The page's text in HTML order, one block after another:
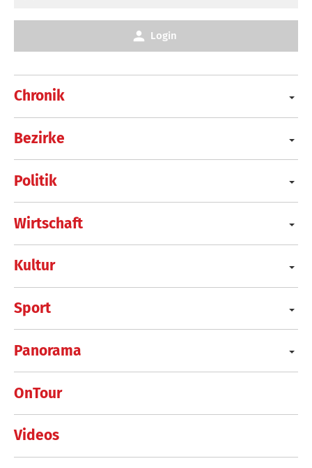
Chronik
Bezirke
Politik
Wirtschaft
Kultur
Sport
Panorama
OnTour
Videos
Login